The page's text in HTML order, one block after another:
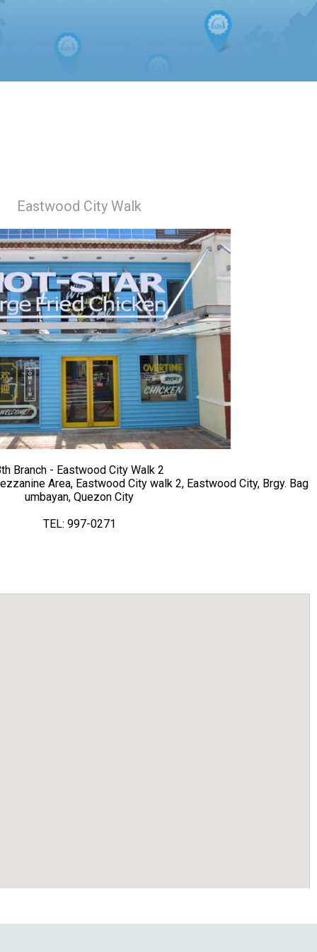
Eastwood City Walk
Branch - Eastwood City Walk 2
Area, Eastwood City walk 2, Eastwood City, Brgy. Bag
umbayan, Quezon City
TEL: 997-0271